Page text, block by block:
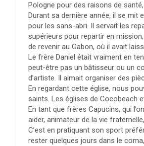
Pologne pour des raisons de
Durant sa dernière année, il se mit
pour les sans-abri. Il servait les
supérieurs pour repartir en
de revenir au Gabon, où il avait
Le frère Daniel était vraiment en
peut-être pas un bâtisseur ou un
d’artiste. Il aimait organiser des
En regardant cette église, nous
saints. Les églises de Cocobeach
En tant que frères Capucins, qui
aider, animateur de la vie
C’est en pratiquant son sport
rester quelques jours dans le